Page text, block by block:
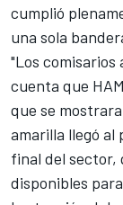
cumplió
una sola
"Los
cuenta que
que se
amarilla llegó al
final del sector,
disponibles